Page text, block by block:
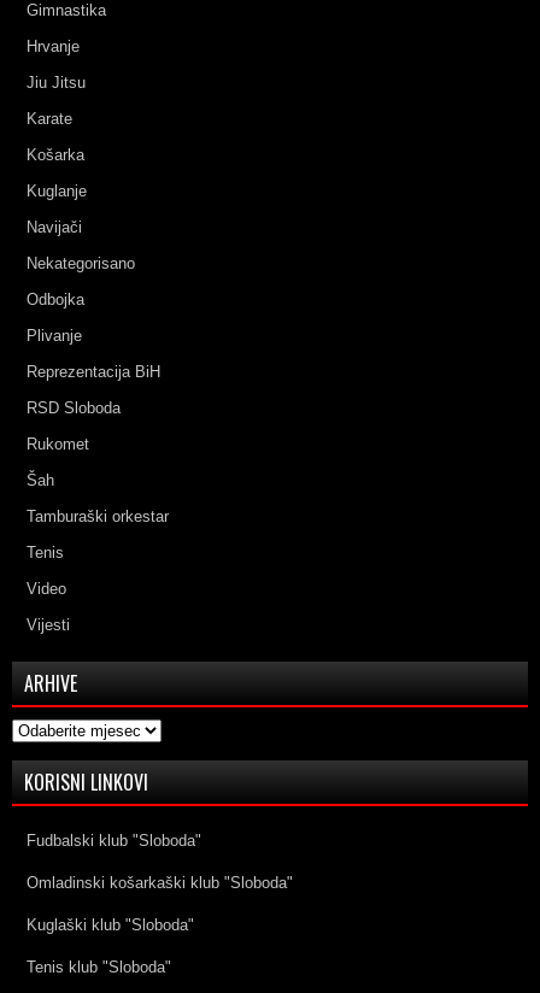
Gimnastika
Hrvanje
Jiu Jitsu
Karate
Košarka
Kuglanje
Navijači
Nekategorisano
Odbojka
Plivanje
Reprezentacija BiH
RSD Sloboda
Rukomet
Šah
Tamburaški orkestar
Tenis
Video
Vijesti
ARHIVE
Arhive
KORISNI LINKOVI
Fudbalski klub "Sloboda"
Omladinski košarkaški klub "Sloboda"
Kuglaški klub "Sloboda"
Tenis klub "Sloboda"